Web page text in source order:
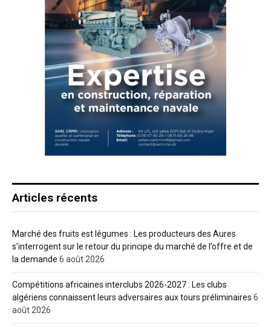
Articles récents
Marché des fruits est légumes : Les producteurs des Aures
s’interrogent sur le retour du principe du marché de l’offre et de
la demande 6 août 2026
Compétitions africaines interclubs 2026-2027 : Les clubs
algériens connaissent leurs adversaires aux tours préliminaires 6
août 2026